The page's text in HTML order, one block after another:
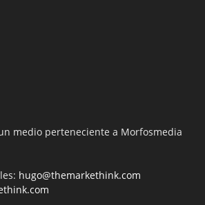
medio perteneciente a Morfosmedia
hugo@themarkethink.com